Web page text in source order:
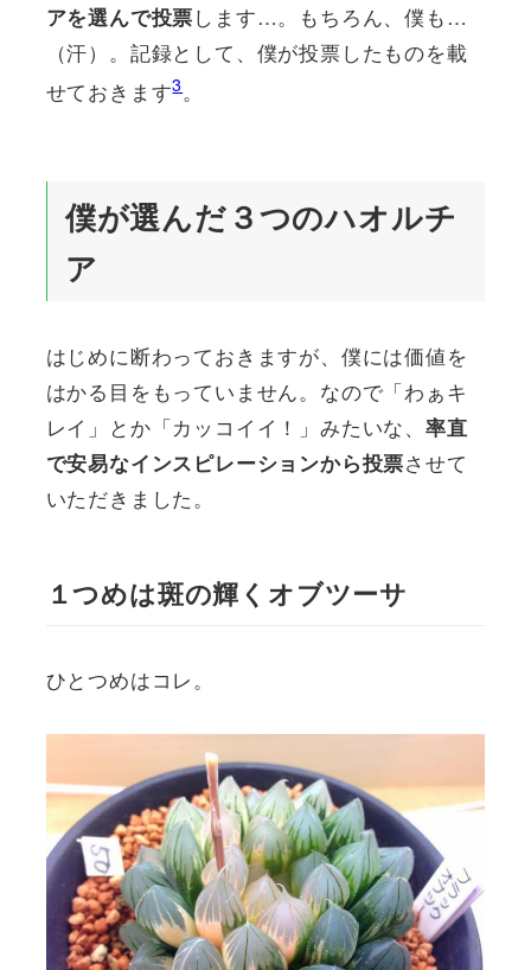
アを選んで投票します…。もちろん、僕も…
（汗）。記録として、僕が投票したものを載
せておきます3。
僕が選んだ３つのハオルチ
ア
はじめに断わっておきますが、僕には価値を
はかる目をもっていません。なので「わぁキ
レイ」とか「カッコイイ！」みたいな、 率直
で安易なインスピレーションから投票させて
いただきました。
１つめは斑の輝くオブツーサ
ひとつめはコレ。